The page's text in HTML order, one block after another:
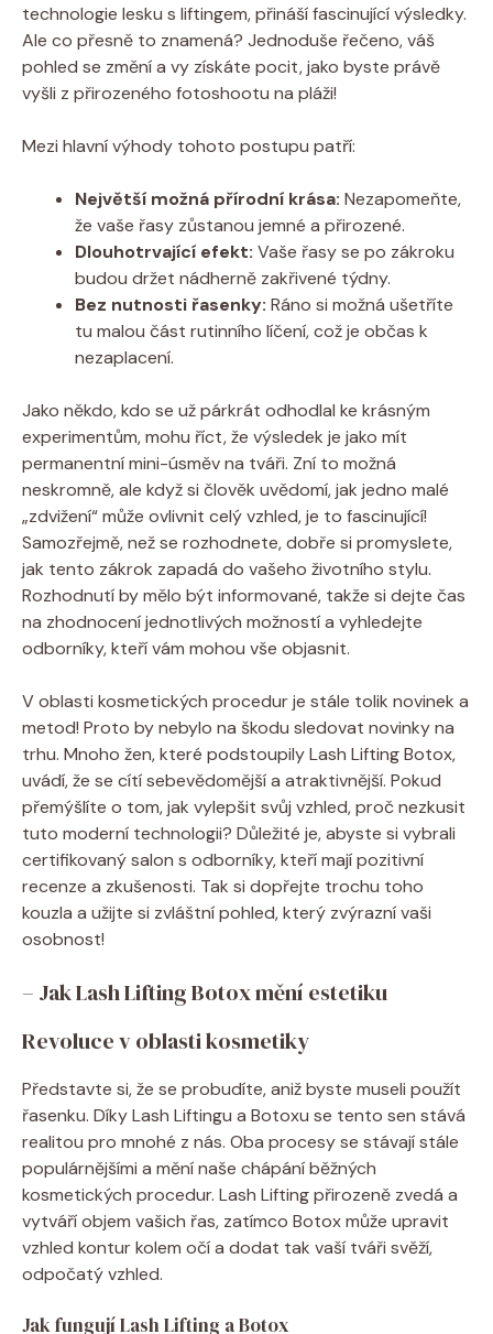
technologie lesku s liftingem, přináší fascinující výsledky.
Ale co přesně to znamená? Jednoduše řečeno, váš
pohled se změní a vy získáte pocit, jako byste právě
vyšli z přirozeného fotoshootu na pláži!
Mezi hlavní výhody tohoto postupu patří:
Největší možná přírodní krása: Nezapomeňte,
že vaše řasy zůstanou jemné a přirozené.
Dlouhotrvající efekt: Vaše řasy se po zákroku
budou držet nádherně zakřivené týdny.
Bez nutnosti řasenky: Ráno si možná ušetříte
tu malou část rutinního líčení, což je občas k
nezaplacení.
Jako někdo, kdo se už párkrát odhodlal ke krásným
experimentům, mohu říct, že výsledek je jako mít
permanentní mini-úsměv na tváři. Zní to možná
neskromně, ale když si člověk uvědomí, jak jedno malé
„zdvižení“ může ovlivnit celý vzhled, je to fascinující!
Samozřejmě, než se rozhodnete, dobře si promyslete,
jak tento zákrok zapadá do vašeho životního stylu.
Rozhodnutí by mělo být informované, takže si dejte čas
na zhodnocení jednotlivých možností a vyhledejte
odborníky, kteří vám mohou vše objasnit.
V oblasti kosmetických procedur je stále tolik novinek a
metod! Proto by nebylo na škodu sledovat novinky na
trhu. Mnoho žen, které podstoupily Lash Lifting Botox,
uvádí, že se cítí sebevědomější a atraktivnější. Pokud
přemýšlíte o tom, jak vylepšit svůj vzhled, proč nezkusit
tuto moderní technologii? Důležité je, abyste si vybrali
certifikovaný salon s odborníky, kteří mají pozitivní
recenze a zkušenosti. Tak si dopřejte trochu toho
kouzla a užijte si zvláštní pohled, který zvýrazní vaši
osobnost!
– Jak Lash Lifting Botox mění estetiku
Revoluce v oblasti kosmetiky
Představte si, že se probudíte, aniž byste museli použít
řasenku. Díky Lash Liftingu a Botoxu se tento sen stává
realitou pro mnohé z nás. Oba procesy se stávají stále
populárnějšími a mění naše chápání běžných
kosmetických procedur. Lash Lifting přirozeně zvedá a
vytváří objem vašich řas, zatímco Botox může upravit
vzhled kontur kolem očí a dodat tak vaší tváři svěží,
odpočatý vzhled.
Jak fungují Lash Lifting a Botox